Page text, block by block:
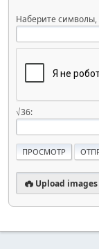
Наберите
√36:
Upload images